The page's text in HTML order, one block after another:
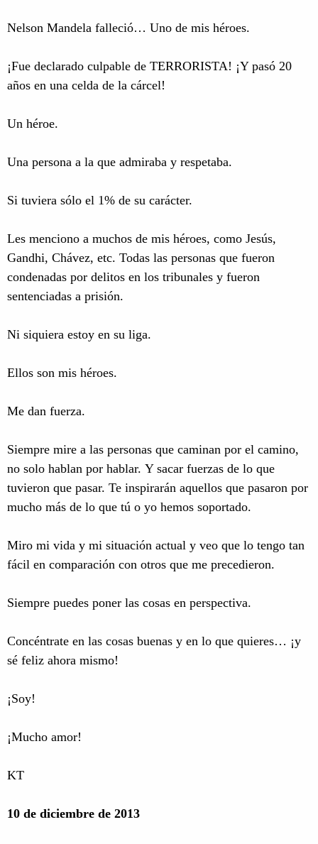
Nelson Mandela falleció… Uno de mis héroes.
¡Fue declarado culpable de TERRORISTA! ¡Y pasó 20
años en una celda de la cárcel!
Un héroe.
Una persona a la que admiraba y respetaba.
Si tuviera sólo el 1% de su carácter.
Les menciono a muchos de mis héroes, como Jesús,
Gandhi, Chávez, etc. Todas las personas que fueron
condenadas por delitos en los tribunales y fueron
sentenciadas a prisión.
Ni siquiera estoy en su liga.
Ellos son mis héroes.
Me dan fuerza.
Siempre mire a las personas que caminan por el camino,
no solo hablan por hablar. Y sacar fuerzas de lo que
tuvieron que pasar. Te inspirarán aquellos que pasaron por
mucho más de lo que tú o yo hemos soportado.
Miro mi vida y mi situación actual y veo que lo tengo tan
fácil en comparación con otros que me precedieron.
Siempre puedes poner las cosas en perspectiva.
Concéntrate en las cosas buenas y en lo que quieres… ¡y
sé feliz ahora mismo!
¡Soy!
¡Mucho amor!
KT
10 de diciembre de 2013